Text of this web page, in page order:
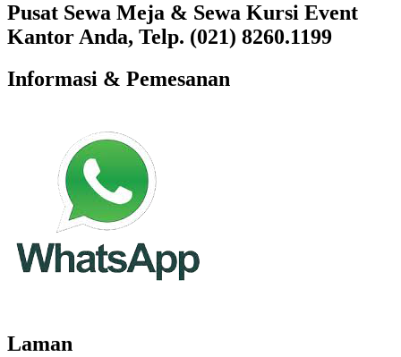
Pusat Sewa Meja & Sewa Kursi Event
Kantor Anda, Telp. (021) 8260.1199
Informasi & Pemesanan
Laman